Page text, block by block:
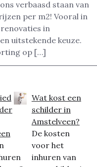
verbaasd staan van
per m2! Vooral in
in
uitstekende keuze.
op […]
Wat kost een
schilder in
Amstelveen?
De kosten
voor het
inhuren van